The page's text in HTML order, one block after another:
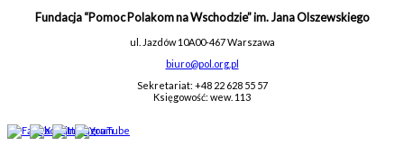
Fundacja “Pomoc Polakom na Wschodzie” im. Jana Olszewskiego
ul. Jazdów 10A00-467 Warszawa
biuro@pol.org.pl
Sekretariat: +48 22 628 55 57
Księgowość: wew. 113